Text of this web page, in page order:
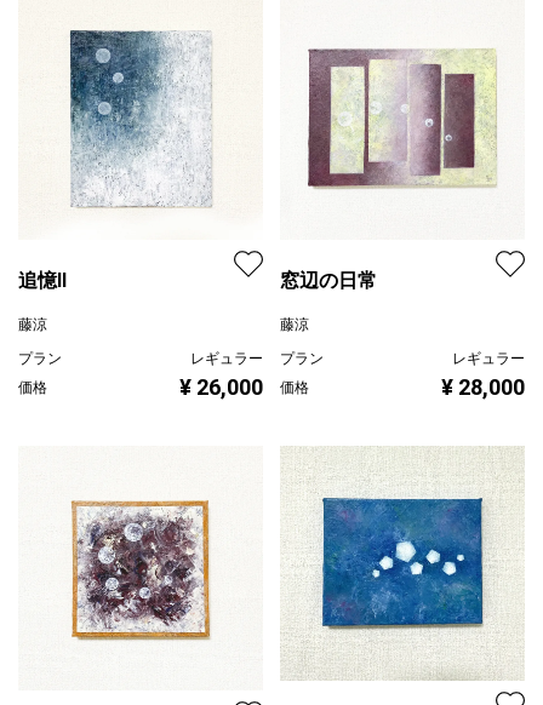
追憶II
藤涼
プラン
レギュラー
価格
¥ 26,000
窓辺の日常
藤涼
プラン
レギュラー
価格
¥ 28,000